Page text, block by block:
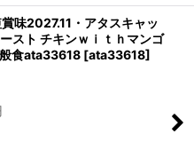
味2027.11・アタスキャッ
スト チキンｗｉｔｈマンゴ
食ata33618 [ata33618]